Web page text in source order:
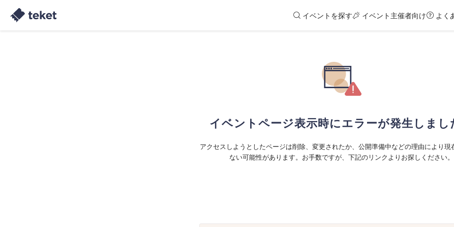
イベントを探す イベント主催者向け よく
イベントページ表示時にエラーが発生しまし
アクセスしようとしたページは削除、変更されたか、公開準備中などの理由により現
ない可能性があります。お手数ですが、下記のリンクよりお探しください。